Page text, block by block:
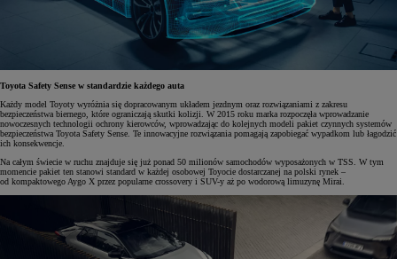
Toyota Safety Sense w standardzie każdego auta
Każdy model Toyoty wyróżnia się dopracowanym układem jezdnym oraz rozwiązaniami z zakresu
bezpieczeństwa biernego, które ograniczają skutki kolizji. W 2015 roku marka rozpoczęła wprowadzanie
nowoczesnych technologii ochrony kierowców, wprowadzając do kolejnych modeli pakiet czynnych systemów
bezpieczeństwa Toyota Safety Sense. Te innowacyjne rozwiązania pomagają zapobiegać wypadkom lub łagodzić
ich konsekwencje.
Na całym świecie w ruchu znajduje się już ponad 50 milionów samochodów wyposażonych w TSS. W tym
momencie pakiet ten stanowi standard w każdej osobowej Toyocie dostarczanej na polski rynek –
od kompaktowego Aygo X przez popularne crossovery i SUV-y aż po wodorową limuzynę Mirai.